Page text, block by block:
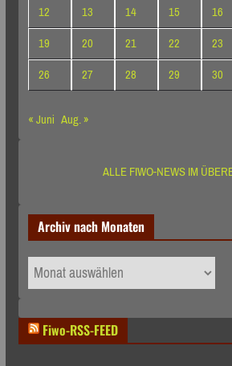
12
13 14 15 16
19
20 21 22 23
26
27 28 29 30
« Juni Aug. »
ALLE FIWO-NEWS IM
Archiv nach Monaten
Archiv
nach
Fiwo-RSS-FEED